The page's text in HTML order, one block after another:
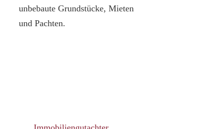
unbebaute Grundstücke, Mieten
und Pachten.